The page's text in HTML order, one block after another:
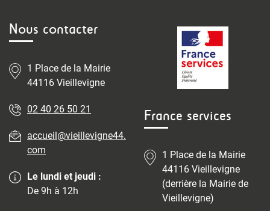
Nous contacter
1 Place de la Mairie
44116 Vieillevigne
02 40 26 50 21
accueil@vieillevigne44.
com
Le lundi et jeudi :
De 9h à 12h
France services
1 Place de la Mairie
44116 Vieillevigne
(derrière la Mairie de
Vieillevigne)